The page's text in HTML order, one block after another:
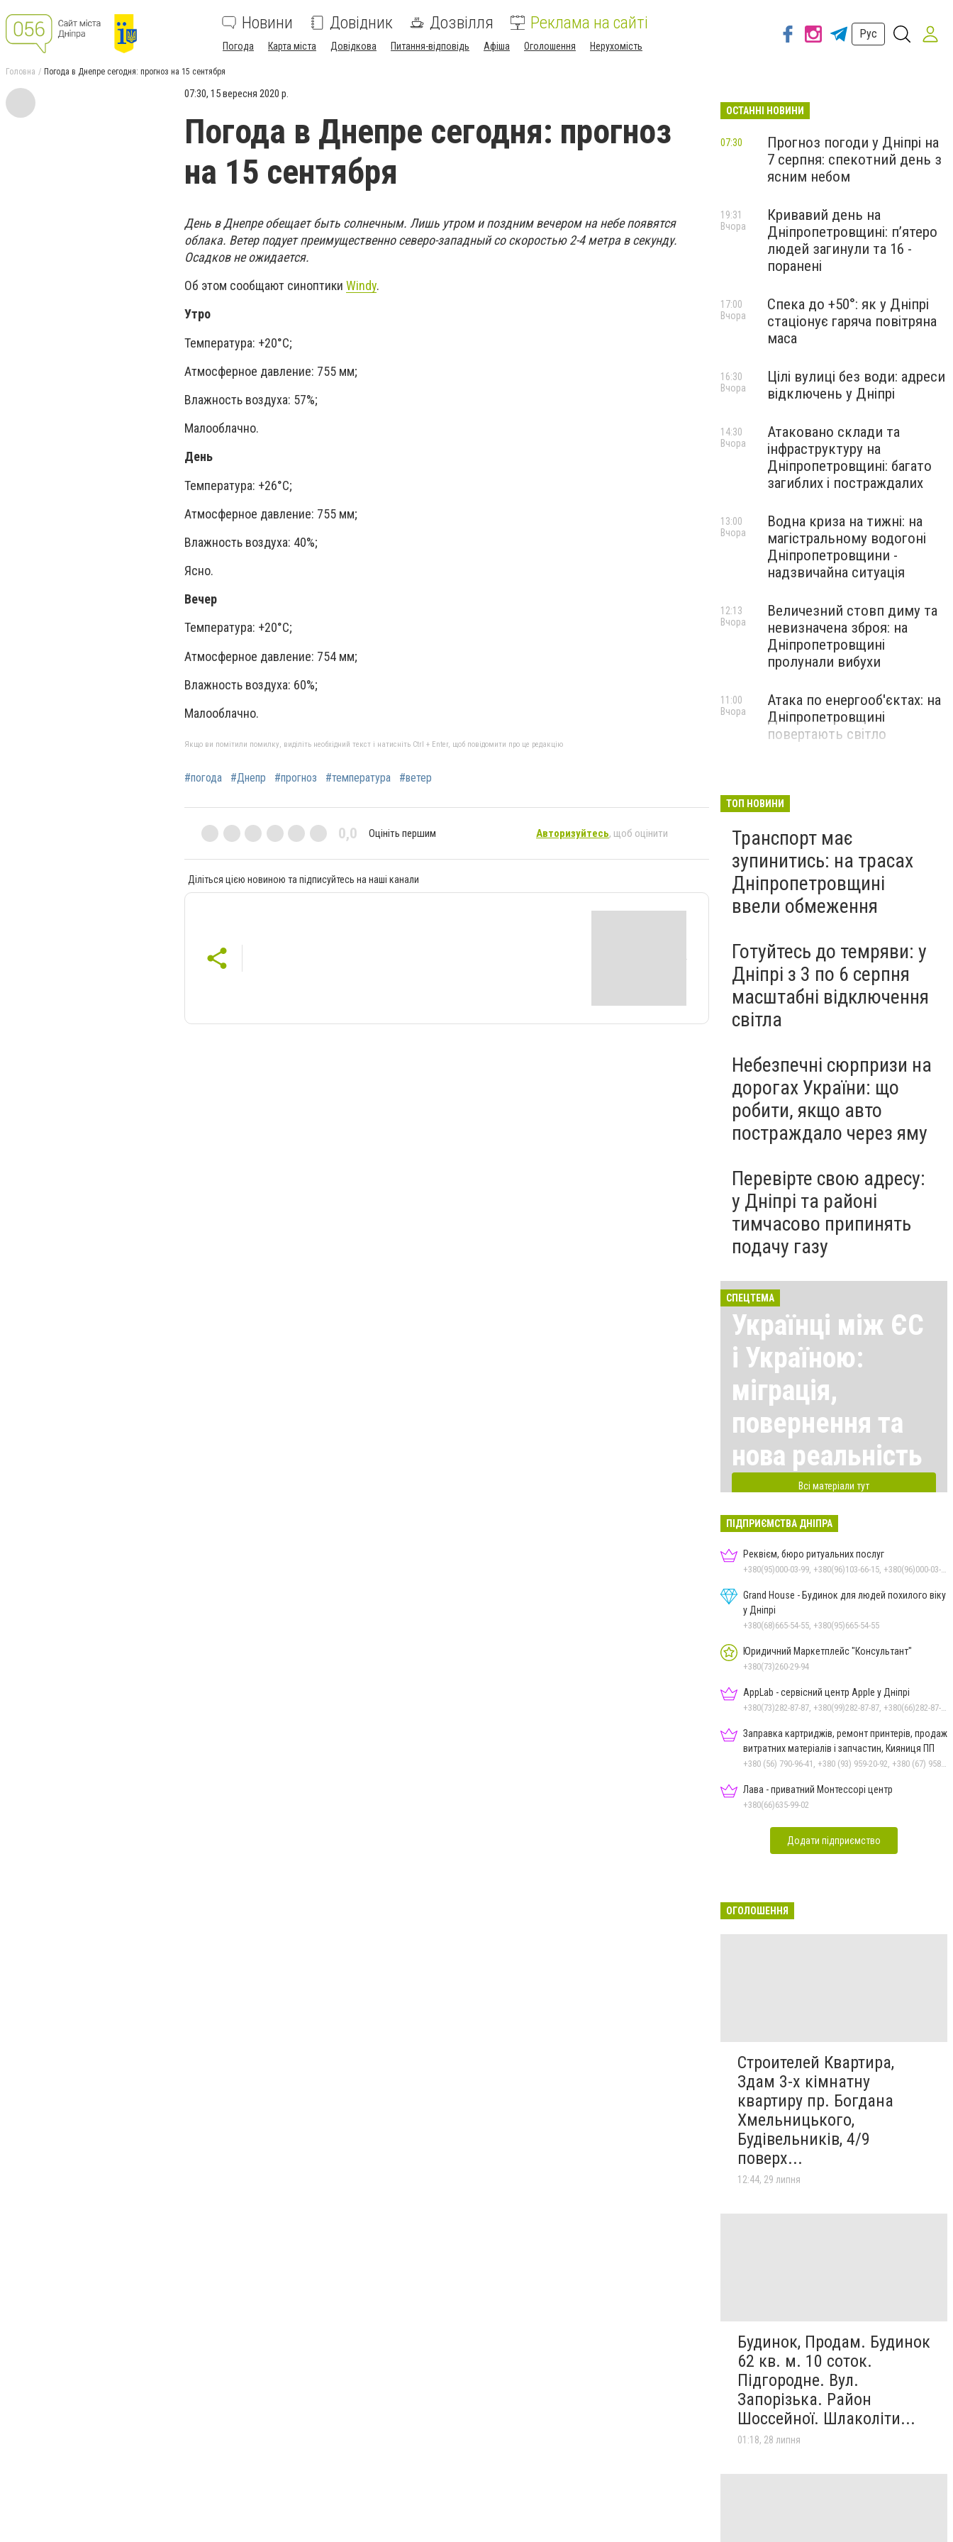
Новини Довідник Дозвілля Реклама на сайті
Погода Карта міста Довідкова Питання-відповідь Афіша Оголошення Нерухомість
Рус
Головна Погода в Днепре сегодня: прогноз на 15 сентября
07:30, 15 вересня 2020 р.
Погода в Днепре сегодня: прогноз
на 15 сентября
День в Днепре обещает быть солнечным. Лишь утром и поздним вечером на небе появятся
облака. Ветер подует преимущественно северо-западный со скоростью 2-4 метра в секунду.
Осадков не ожидается.
Об этом сообщают синоптики Windy.
Утро
Температура: +20°C;
Атмосферное давление: 755 мм;
Влажность воздуха: 57%;
Малооблачно.
День
Температура: +26°C;
Атмосферное давление: 755 мм;
Влажность воздуха: 40%;
Ясно.
Вечер
Температура: +20°C;
Атмосферное давление: 754 мм;
Влажность воздуха: 60%;
Малооблачно.
Якщо ви помітили помилку, виділіть необхідний текст і натисніть Ctrl + Enter, щоб повідомити про це редакцію
#погода #Днепр #прогноз #температура #ветер
0,0 Оцініть першим Авторизуйтесь, щоб оцінити
Діліться цією новиною та підписуйтесь на наші канали
ОСТАННІ НОВИНИ
Прогноз погоди у Дніпрі на
7 серпня: спекотний день з
ясним небом
07:30
Кривавий день на
Дніпропетровщині: п’ятеро
людей загинули та 16 -
поранені
19:31
Вчора
Спека до +50°: як у Дніпрі
стаціонує гаряча повітряна
маса
17:00
Вчора
Цілі вулиці без води: адреси
відключень у Дніпрі
16:30
Вчора
Атаковано склади та
інфраструктуру на
Дніпропетровщині: багато
загиблих і постраждалих
14:30
Вчора
Водна криза на тижні: на
магістральному водогоні
Дніпропетровщини -
надзвичайна ситуація
13:00
Вчора
Величезний стовп диму та
невизначена зброя: на
Дніпропетровщині
пролунали вибухи
12:13
Вчора
Атака по енергооб'єктах: на
Дніпропетровщині
повертають світло
11:00
Вчора
ТОП НОВИНИ
Транспорт має
зупинитись: на трасах
Дніпропетровщині
ввели обмеження
Готуйтесь до темряви: у
Дніпрі з 3 по 6 серпня
масштабні відключення
світла
Небезпечні сюрпризи на
дорогах України: що
робити, якщо авто
постраждало через яму
Перевірте свою адресу:
у Дніпрі та районі
тимчасово припинять
подачу газу
СПЕЦТЕМА
Українці між ЄС
і Україною:
міграція,
повернення та
нова реальність
Всі матеріали тут
ПІДПРИЄМСТВА ДНІПРА
Реквієм, бюро ритуальних послуг
Grand House - Будинок для людей похилого віку
у Дніпрі
+380(68)665-54-55, +380(95)665-54-55
Юридичний Маркетплейс "Консультант"
+380(73)260-29-94
AppLab - сервісний центр Apple у Дніпрі
Заправка картриджів, ремонт принтерів, продаж
витратних матеріалів і запчастин, Кияниця ПП
Лава - приватний Монтессорі центр
+380(66)635-99-02
Додати підприємство
ОГОЛОШЕННЯ
Строителей Квартира,
Здам 3-х кімнатну
квартиру пр. Богдана
Хмельницького,
Будівельників, 4/9
поверх...
12:44, 29 липня
Будинок, Продам. Будинок
62 кв. м. 10 соток.
Підгородне. Вул.
Запорізька. Район
Шоссейної. Шлаколіти...
01:18, 28 липня